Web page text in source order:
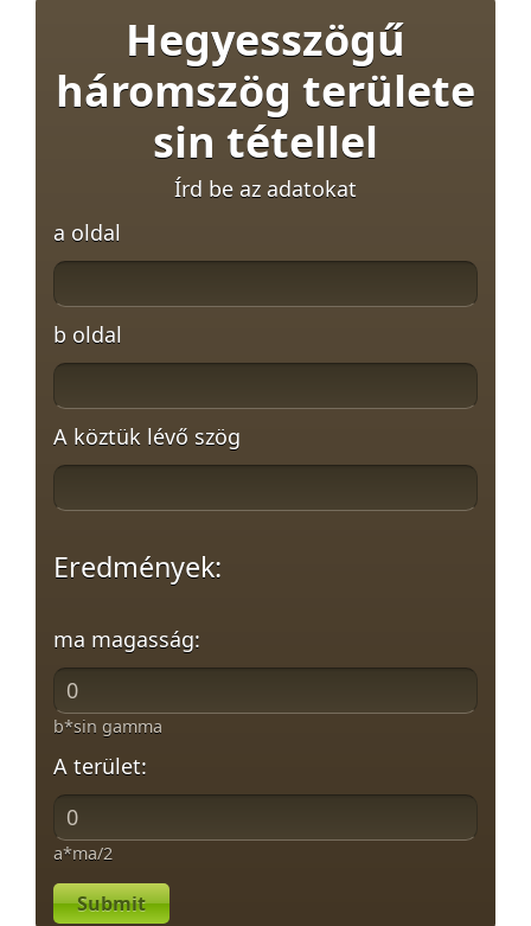
Hegyesszögű
háromszög területe
sin tétellel
Írd be az adatokat
a oldal
b oldal
A köztük lévő szög
Eredmények:
ma magasság:
b*sin gamma
A terület:
a*ma/2
Submit